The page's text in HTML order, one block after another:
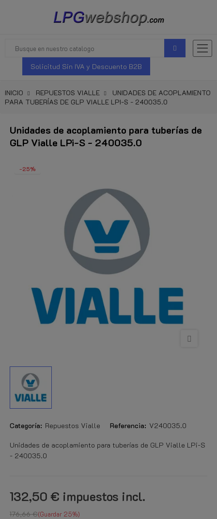
Solicitud Sin IVA y Descuento B2B
INICIO REPUESTOS VIALLE
UNIDADES DE ACOPLAMIENTO
PARA TUBERÍAS DE GLP VIALLE LPI-S - 240035.0
Unidades de acoplamiento para tuberías de
GLP Vialle LPi-S - 240035.0
-25%
Categoría: Repuestos Vialle Referencia: V240035.0
Unidades de acoplamiento para tuberías de GLP Vialle LPi-S
- 240035.0
132,50 € impuestos incl.
176,66 € Guardar 25%